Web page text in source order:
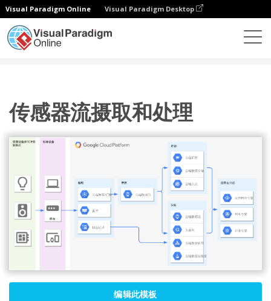
Visual Paradigm Online Visual Paradigm Desktop
传感器流摄取和处理
编辑此模板